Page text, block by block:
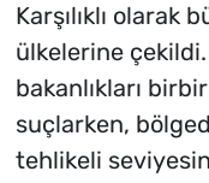
Karşılıklı olarak
ülkelerine
bakanlıkları
suçlarken,
tehlikeli